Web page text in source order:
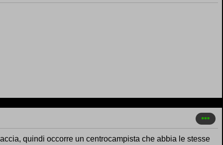
quindi occorre un centrocampista che abbia le stesse